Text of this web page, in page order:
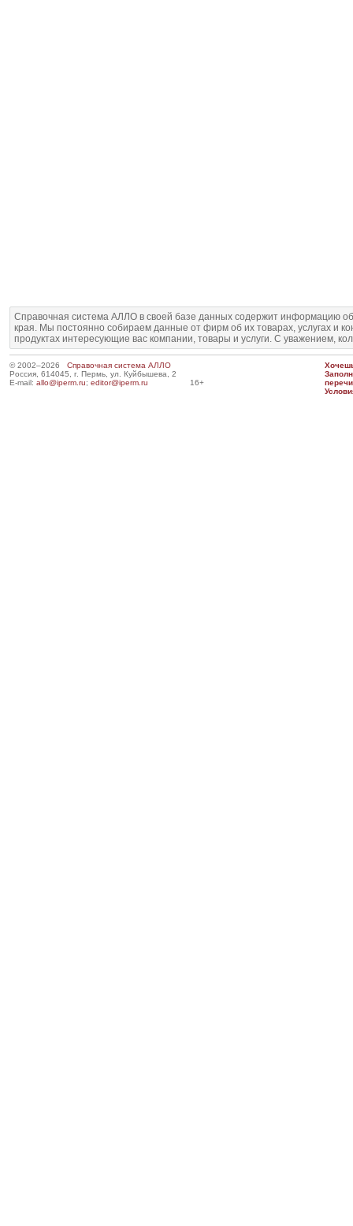
Справочная система АЛЛО в своей базе данных содержит информацию
края. Мы постоянно собираем данные от фирм об их товарах, услугах и
продуктах интересующие вас компании, товары и услуги. С уважением,
© 2002–2026 Справочная система АЛЛО
Россия, 614045, г. Пермь, ул. Куйбышева, 2
E-mail: allo@iperm.ru; editor@iperm.ru 16+